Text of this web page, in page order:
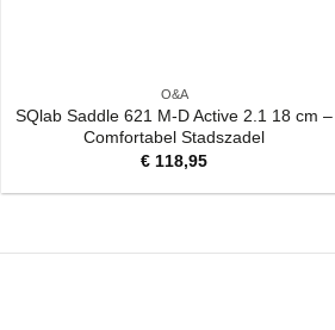
O&A
SQlab Saddle 621 M-D Active 2.1 18 cm –
Comfortabel Stadszadel
€ 118,95